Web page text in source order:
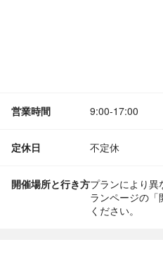
営業時間 9:00-17:00
定休日 不定休
開催場所と行き方プランにより
ランページの「
ください。